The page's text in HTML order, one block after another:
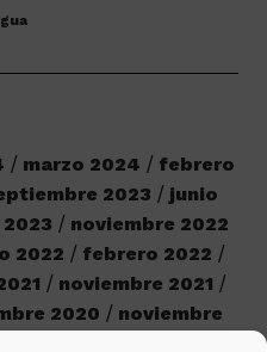
marzo 2024
febrero
2023
junio
noviembre 2022
2022
febrero 2022
noviembre 2021
2020
noviembre